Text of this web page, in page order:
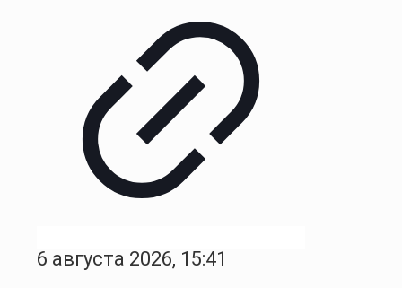
6 августа 2026, 15:41